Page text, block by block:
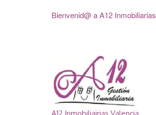
Bienvenid@ a A12 Inmobiliarias